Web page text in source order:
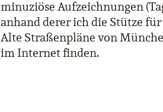
minuziöse Aufzeichnungen
anhand derer ich die Stütze
Alte Straßenpläne von
im Internet finden.